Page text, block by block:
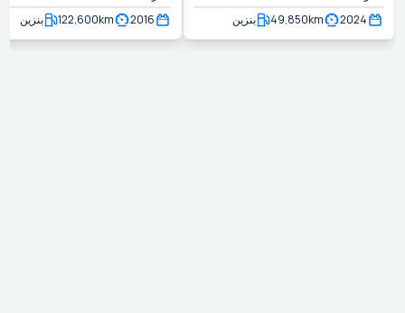
2024
49,850km بنزين
2016
122,600km بنزين